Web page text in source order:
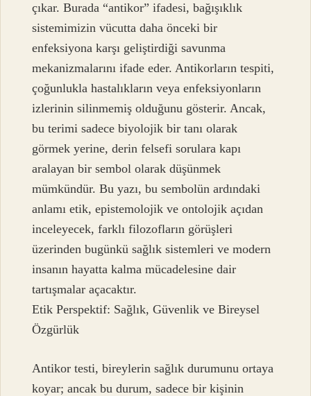
çıkar. Burada “antikor” ifadesi, bağışıklık
sistemimizin vücutta daha önceki bir
enfeksiyona karşı geliştirdiği savunma
mekanizmalarını ifade eder. Antikorların tespiti,
çoğunlukla hastalıkların veya enfeksiyonların
izlerinin silinmemiş olduğunu gösterir. Ancak,
bu terimi sadece biyolojik bir tanı olarak
görmek yerine, derin felsefi sorulara kapı
aralayan bir sembol olarak düşünmek
mümkündür. Bu yazı, bu sembolün ardındaki
anlamı etik, epistemolojik ve ontolojik açıdan
inceleyecek, farklı filozofların görüşleri
üzerinden bugünkü sağlık sistemleri ve modern
insanın hayatta kalma mücadelesine dair
tartışmalar açacaktır.
Etik Perspektif: Sağlık, Güvenlik ve Bireysel
Özgürlük
Antikor testi, bireylerin sağlık durumunu ortaya
koyar; ancak bu durum, sadece bir kişinin